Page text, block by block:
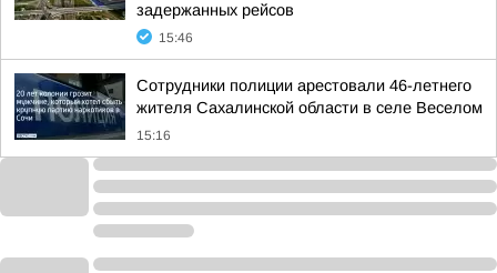
задержанных рейсов
15:46
Сотрудники полиции арестовали 46-летнего
жителя Сахалинской области в селе Веселом
15:16